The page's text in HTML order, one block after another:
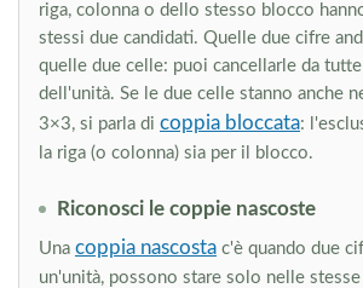
riga, colonna o dello stesso blocco
stessi due candidati. Quelle due cifre
quelle due celle: puoi cancellarle da
dell'unità. Se le due celle stanno anche
3×3, si parla di coppia bloccata:
la riga (o colonna) sia per il blocco.
Riconosci le coppie nascoste
Una coppia nascosta c'è quando due
un'unità, possono stare solo nelle